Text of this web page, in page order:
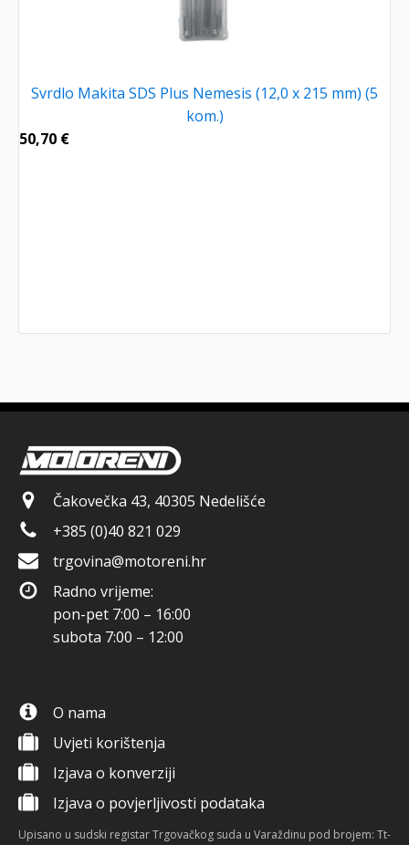
Svrdlo Makita SDS Plus Nemesis (12,0 x 215 mm) (5
kom.)
50,70 €
Čakovečka 43, 40305 Nedelišće
+385 (0)40 821 029
trgovina@motoreni.hr
Radno vrijeme:
pon-pet 7:00 – 16:00
subota 7:00 – 12:00
O nama
Uvjeti korištenja
Izjava o konverziji
Izjava o povjerljivosti podataka
Upisano u sudski registar Trgovačkog suda u Varaždinu pod brojem: Tt-